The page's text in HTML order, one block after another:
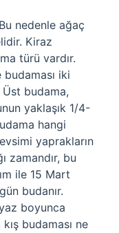
nedenle ağaç
Kiraz
türü vardır.
iki
budama,
yaklaşık 1/4-
hangi
yaprakların
zamandır, bu
ile 15 Mart
budanır.
boyunca
budaması ne